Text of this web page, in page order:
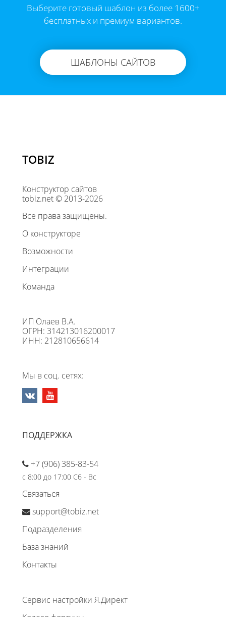
Выберите готовый шаблон из более 1600+
бесплатных и премиум вариантов.
ШАБЛОНЫ САЙТОВ
TOBIZ
Конструктор сайтов
tobiz.net © 2013-2026
Все права защищены.
О конструкторе
Возможности
Интеграции
Команда
ИП Олаев В.А.
ОГРН: 314213016200017
ИНН: 212810656614
Мы в соц. сетях:
ПОДДЕРЖКА
+7 (906) 385-83-54
с 8:00 до 17:00 Сб - Вс
Связаться
support@tobiz.net
Подразделения
База знаний
Контакты
Сервис настройки Я.Директ